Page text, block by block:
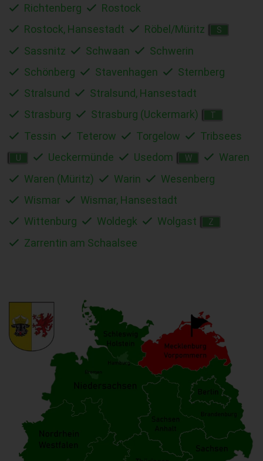
Richtenberg
Rostock
Rostock, Hansestadt
Röbel/Müritz S
Sassnitz Schwaan
Schwerin
Schönberg
Stavenhagen
Sternberg
Stralsund
Stralsund, Hansestadt
Strasburg
Strasburg (Uckermark) T
Tessin Teterow Torgelow Tribsees
U Ueckermünde Usedom W
Waren
Waren (Müritz)
Warin
Wesenberg
Wismar
Wismar, Hansestadt
Wittenburg
Woldegk Wolgast Z
Zarrentin am Schaalsee